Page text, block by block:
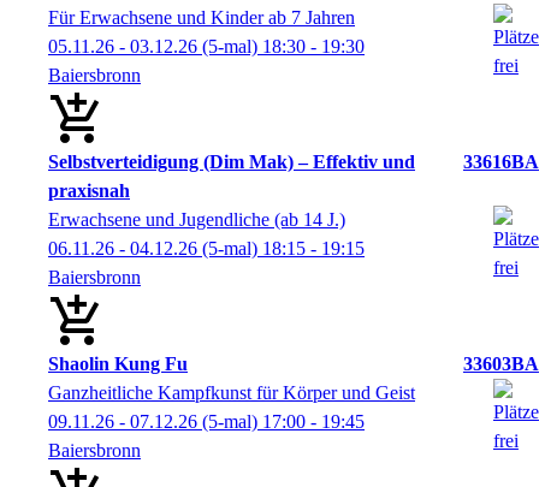
Für Erwachsene und Kinder ab 7 Jahren
05.11.26 - 03.12.26 (5-mal) 18:30 - 19:30
Baiersbronn
Selbstverteidigung (Dim Mak) – Effektiv und
praxisnah
33616BA
Erwachsene und Jugendliche (ab 14 J.)
06.11.26 - 04.12.26 (5-mal) 18:15 - 19:15
Baiersbronn
Shaolin Kung Fu
33603BA
Ganzheitliche Kampfkunst für Körper und Geist
09.11.26 - 07.12.26 (5-mal) 17:00 - 19:45
Baiersbronn